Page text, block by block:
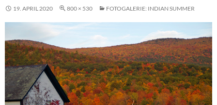
19. APRIL 2020 800 × 530 FOTOGALERIE: INDIAN SUMMER